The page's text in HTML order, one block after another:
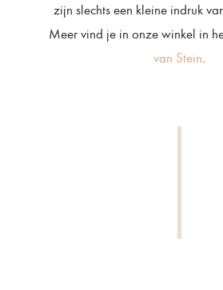
zijn slechts een kleine indruk
Meer vind je in onze winkel in
van Stein.